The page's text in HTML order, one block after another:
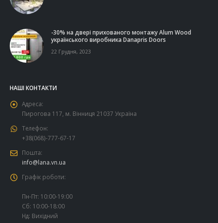
-30% на двері прихованого монтажу Alum Wood
українського виробника Danapris Doors
22 Грудня, 2023
НАШІ КОНТАКТИ
Адреса:
Пирогова 117, м. Вінниця 21037 Україна
Телефон:
+38(068)-777-67-17
Пошта:
info@lana.vn.ua
Графік роботи:
Пн-Пт: 10:00-19:00
Сб: 10:00-18:00
Нд: Вихідний